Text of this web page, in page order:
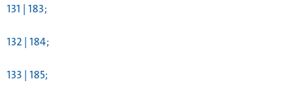
131 | 183;
132 | 184;
133 | 185;